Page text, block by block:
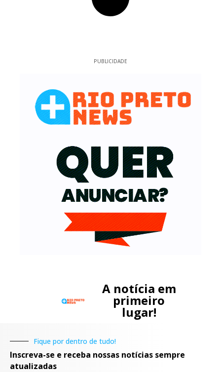
PUBLICIDADE
A notícia em
primeiro
lugar!
Fique por dentro de tudo!
Inscreva-se e receba nossas notícias sempre
atualizadas